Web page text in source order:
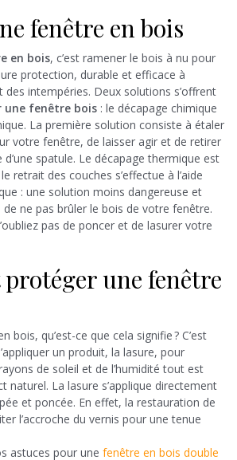
fenêtre en bois
en bois, c’est ramener le bois à nu pour
protection, durable et efficace à
des intempéries. Deux solutions s’offrent
une fenêtre bois : le décapage chimique
La première solution consiste à étaler
votre fenêtre, de laisser agir et de retirer
d’une spatule. Le décapage thermique est
retrait des couches s’effectue à l’aide
: une solution moins dangereuse et
ne pas brûler le bois de votre fenêtre.
pas de poncer et de lasurer votre
une fenêtre
bois, qu’est-ce que cela signifie ? C’est
un produit, la lasure, pour
de soleil et de l’humidité tout est
naturel. La lasure s’applique directement
et poncée. En effet, la restauration de
l’accroche du vernis pour une tenue
astuces pour une fenêtre en bois double